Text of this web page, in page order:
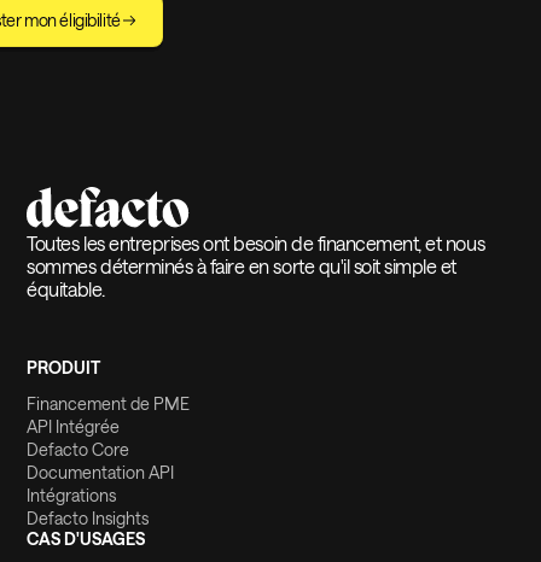
mon éligibilité
Toutes les entreprises ont besoin de financement, et nous
sommes déterminés à faire en sorte qu'il soit simple et
équitable.
PRODUIT
Financement de PME
API Intégrée
Defacto Core
Documentation API
Intégrations
Defacto Insights
CAS D'USAGES